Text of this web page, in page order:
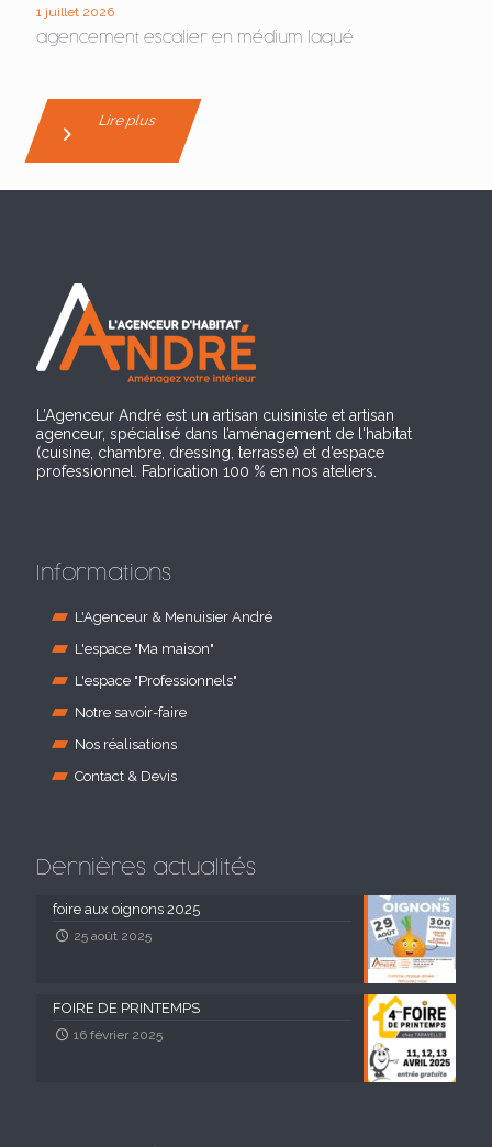
1 juillet 2026
agencement escalier en médium laqué
Lire plus
L’Agenceur André est un artisan cuisiniste et artisan
agenceur, spécialisé dans l’aménagement de l'habitat
(cuisine, chambre, dressing, terrasse) et d’espace
professionnel. Fabrication 100 % en nos ateliers.
Informations
L'Agenceur & Menuisier André
L'espace "Ma maison"
L'espace "Professionnels"
Notre savoir-faire
Nos réalisations
Contact & Devis
Dernières actualités
foire aux oignons 2025
25 août 2025
FOIRE DE PRINTEMPS
16 février 2025